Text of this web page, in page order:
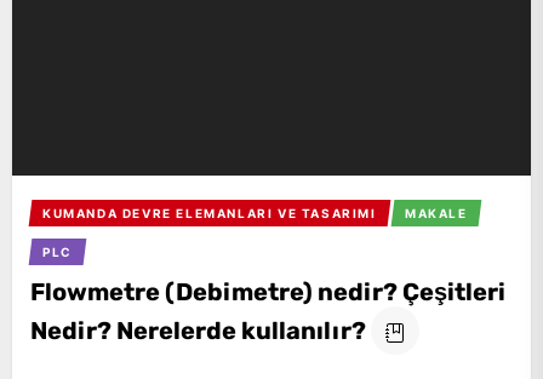
KUMANDA DEVRE ELEMANLARI VE TASARIMI MAKALE
PLC
Flowmetre (Debimetre) nedir? Çeşitleri
Nedir? Nerelerde kullanılır?